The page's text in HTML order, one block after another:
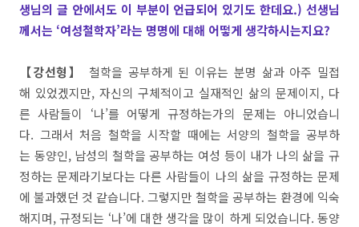
생님의 글 안에서도 이 부분이 언급되어 있기도 한데요.) 선생님
께서는 ‘여성철학자’라는 명명에 대해 어떻게 생각하시는지요?
【강선형】
철학을 공부하게 된 이유는 분명 삶과 아주 밀접
해 있었겠지만, 자신의 구체적이고 실재적인 삶의 문제이지, 다
른 사람들이 ‘나’를 어떻게 규정하는가의 문제는 아니었습니
다. 그래서 처음 철학을 시작할 때에는 서양의 철학을 공부하
는 동양인, 남성의 철학을 공부하는 여성 등이 내가 나의 삶을 규
정하는 문제라기보다는 다른 사람들이 나의 삶을 규정하는 문제
에 불과했던 것 같습니다. 그렇지만 철학을 공부하는 환경에 익숙
해지며, 규정되는 ‘나’에 대한 생각을 많이 하게 되었습니다. 동양